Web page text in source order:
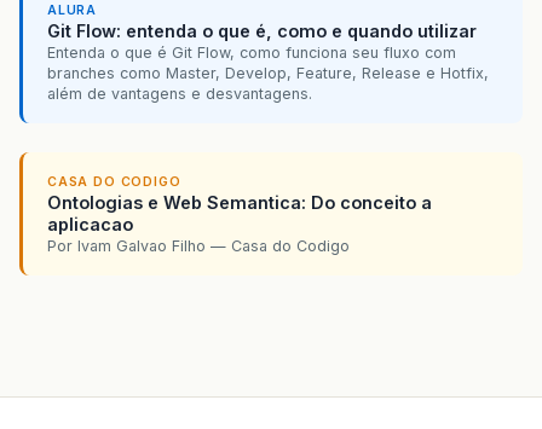
ALURA
Git Flow: entenda o que é, como e quando utilizar
Entenda o que é Git Flow, como funciona seu fluxo com
branches como Master, Develop, Feature, Release e Hotfix,
além de vantagens e desvantagens.
CASA DO CODIGO
Ontologias e Web Semantica: Do conceito a
aplicacao
Por Ivam Galvao Filho — Casa do Codigo